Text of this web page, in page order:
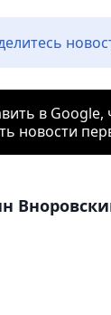
в Google,
новости